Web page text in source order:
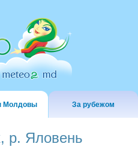
Молдовы За рубежом
р. Яловень